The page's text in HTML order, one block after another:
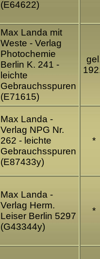
(E64622)
Max Landa mit
Weste - Verlag
Photochemie
Berlin K. 241 -
leichte
Gebrauchsspuren
(E71615)
Max Landa -
Verlag NPG Nr.
262 - leichte
Gebrauchsspuren
(E87433y)
*
Max Landa -
Verlag Herm.
Leiser Berlin 5297
(G43344y)
*